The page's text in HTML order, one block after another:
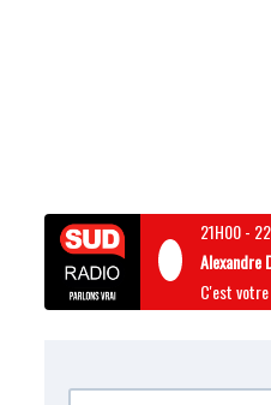
21H00-
Alexandre
C'est